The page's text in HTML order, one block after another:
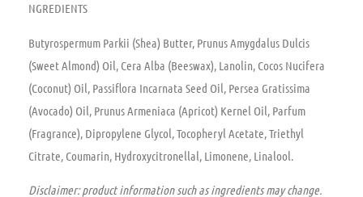
NGREDIENTS
Butyrospermum Parkii (Shea) Butter, Prunus Amygdalus Dulcis
(Sweet Almond) Oil, Cera Alba (Beeswax), Lanolin, Cocos Nucifera
(Coconut) Oil, Passiflora Incarnata Seed Oil, Persea Gratissima
(Avocado) Oil, Prunus Armeniaca (Apricot) Kernel Oil, Parfum
(Fragrance), Dipropylene Glycol, Tocopheryl Acetate, Triethyl
Citrate, Coumarin, Hydroxycitronellal, Limonene, Linalool.
Disclaimer: product information such as ingredients may change.